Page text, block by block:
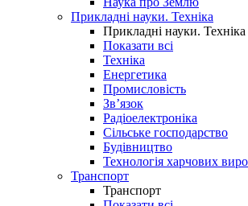
Прикладні науки. Техніка
Прикладні науки. Техніка
Показати всі
Техніка
Енергетика
Промисловість
Зв’язок
Радіоелектроніка
Сільське господарство
Будівництво
Технологія харчових
Транспорт
Транспорт